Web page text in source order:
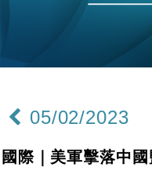
12:30
財經｜香港7月
財經｜黑石傳再
18:15
本地｜新世界
17:40
財經｜本港6月
05/02/2023
國際｜美軍擊落中